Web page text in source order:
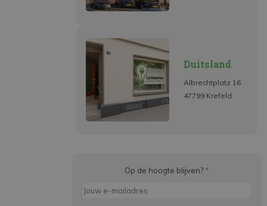
Duitsland
Albrechtplatz 16
47799 Krefeld
Op de hoogte blijven? *